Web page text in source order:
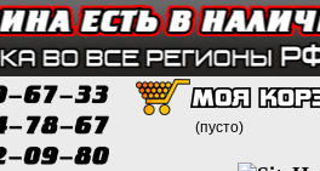
(пусто)